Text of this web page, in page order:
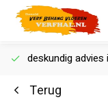
deskundig advies
Terug